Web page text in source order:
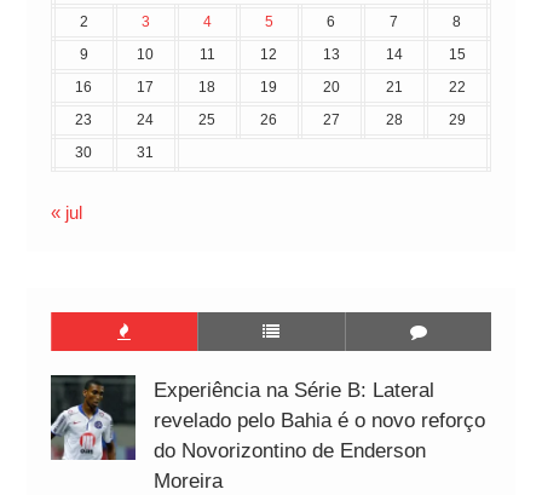
2
3 4 5 6 7
8
9
10 11 12 13 14
15
16
17 18 19 20 21
22
23
24 25 26 27 28
29
30
31
« jul
Experiência na Série B: Lateral
revelado pelo Bahia é o novo reforço
do Novorizontino de Enderson
Moreira